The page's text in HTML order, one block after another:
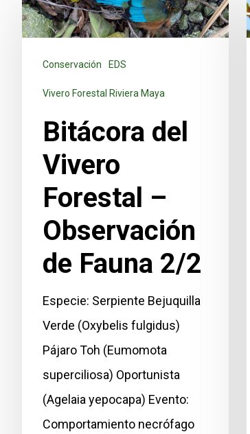
Hit enter to search or ESC to close
Conservación EDS
Vivero Forestal Riviera Maya
Bitácora del
Vivero
Forestal –
Observación
de Fauna 2/2
Especie: Serpiente Bejuquilla
Verde (Oxybelis fulgidus)
Pájaro Toh (Eumomota
superciliosa) Oportunista
(Agelaia yepocapa) Evento:
Comportamiento necrófago